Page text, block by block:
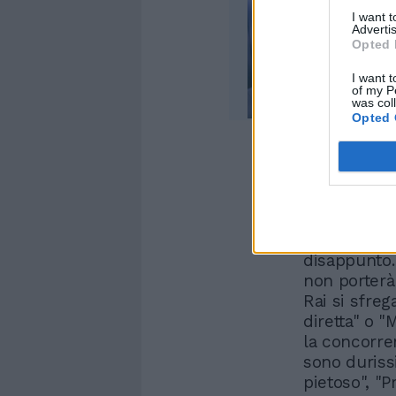
I want
Opted
I want
of my
was
Opted
La
non
Rai si
diretta" o
la
sono
pietoso",